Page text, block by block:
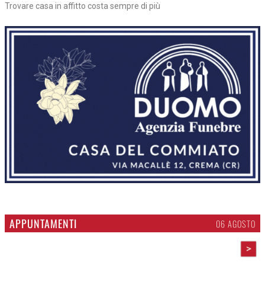
Trovare casa in affitto costa sempre di più
APPUNTAMENTI 06 AGOSTO
>